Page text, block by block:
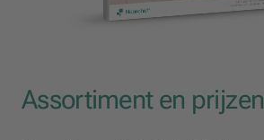
Assortiment en prijzen